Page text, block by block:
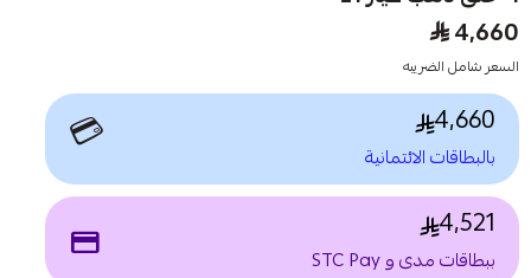
4,660
السعر شامل الضريبه
4,660
بالبطاقات الائتمانية 💳
4,521
ببطاقات مدى و STC Pay payment